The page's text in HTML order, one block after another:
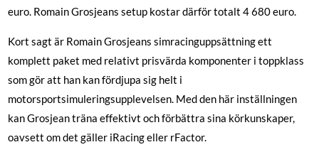
euro. Romain Grosjeans setup kostar därför totalt 4 680 euro.
Kort sagt är Romain Grosjeans simracinguppsättning ett
komplett paket med relativt prisvärda komponenter i toppklass
som gör att han kan fördjupa sig helt i
motorsportsimuleringsupplevelsen. Med den här inställningen
kan Grosjean träna effektivt och förbättra sina körkunskaper,
oavsett om det gäller iRacing eller rFactor.